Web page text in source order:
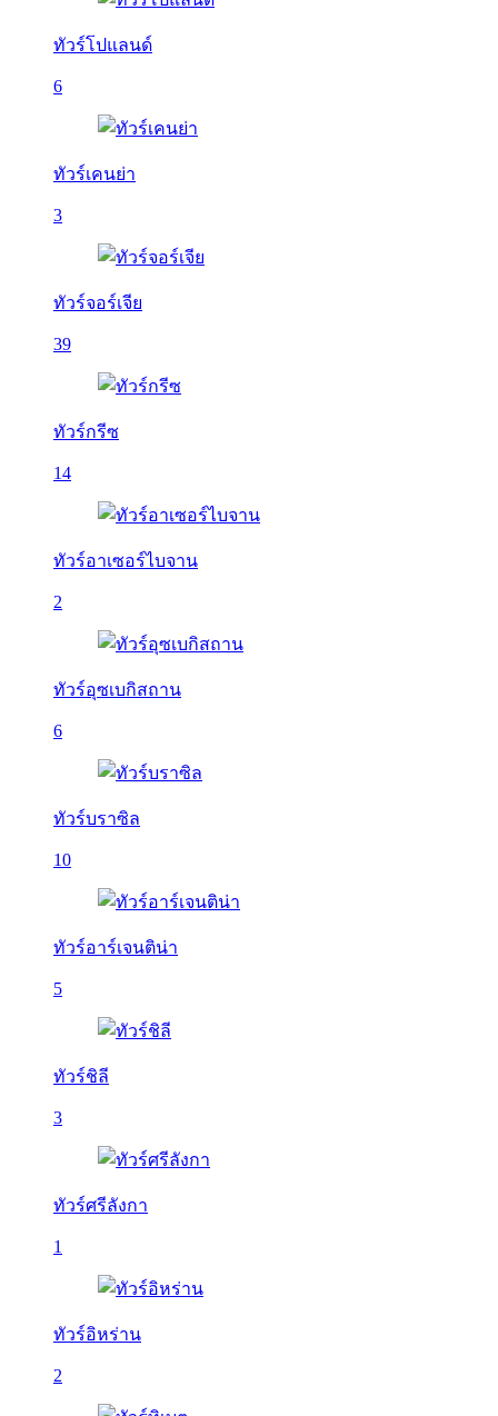
ทัวร์โปแลนด์
6
ทัวร์เคนย่า
3
ทัวร์จอร์เจีย
39
ทัวร์กรีซ
14
ทัวร์อาเซอร์ไบจาน
2
ทัวร์อุซเบกิสถาน
6
ทัวร์บราซิล
10
ทัวร์อาร์เจนติน่า
5
ทัวร์ชิลี
3
ทัวร์ศรีลังกา
1
ทัวร์อิหร่าน
2